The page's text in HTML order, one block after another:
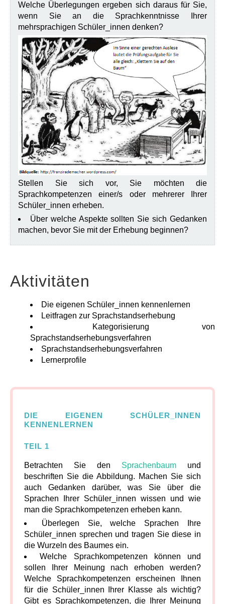
Welche Überlegungen ergeben sich daraus für Sie,
wenn Sie an die Sprachkenntnisse Ihrer
mehrsprachigen Schüler_innen denken?
Stellen Sie sich vor, Sie möchten die
Sprachkompetenzen einer/s oder mehrerer Ihrer
Schüler_innen erheben.
Über welche Aspekte sollten Sie sich Gedanken
machen, bevor Sie mit der Erhebung beginnen?
Aktivitäten
Die eigenen Schüler_innen kennenlernen
Leitfragen zur Sprachstandserhebung
Kategorisierung von
Sprachstandserhebungsverfahren
Sprachstandserhebungsverfahren
Lernerprofile
DIE EIGENEN SCHÜLER_INNEN
KENNENLERNEN
TEIL 1
Betrachten Sie den Sprachenbaum und
beschriften Sie die Abbildung. Machen Sie sich
auch Gedanken darüber, was Sie über die
Sprachen Ihrer Schüler_innen wissen und wie
man die Sprachkompetenzen erheben kann.
Überlegen Sie, welche Sprachen Ihre
Schüler_innen sprechen und tragen Sie diese in
die Wurzeln des Baumes ein.
Welche Sprachkompetenzen können und
sollen Ihrer Meinung nach erhoben werden?
Welche Sprachkompetenzen erscheinen Ihnen
für die Schüler_innen Ihrer Klasse als wichtig?
Gibt es Sprachkompetenzen, die Ihrer Meinung